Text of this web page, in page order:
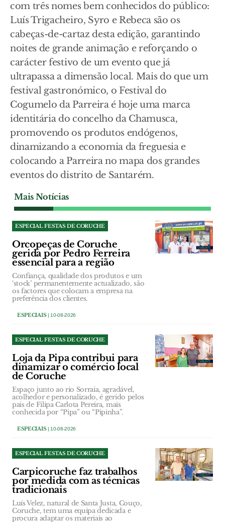
com três nomes bem conhecidos do público:
Luís Trigacheiro, Syro e Rebeca são os
cabeças-de-cartaz desta edição, garantindo
noites de grande animação e reforçando o
carácter festivo de um evento que já
ultrapassa a dimensão local. Mais do que um
festival gastronómico, o Festival do
Cogumelo da Parreira é hoje uma marca
identitária do concelho da Chamusca,
promovendo os produtos endógenos,
dinamizando a economia da freguesia e
colocando a Parreira no mapa dos grandes
eventos do distrito de Santarém.
Mais Notícias
ESPECIAL FESTAS DE CORUCHE
Orcopeças de Coruche
gerida por Pedro Ferreira
essencial para a região
Confiança, qualidade dos produtos e um
‘stock’ permanentemente actualizado, são
os factores que colocam a empresa na
preferência dos clientes.
ESPECIAIS| 10-08-2026
ESPECIAL FESTAS DE CORUCHE
Loja da Pipa contribui para
dinamizar o comércio local
de Coruche
Espaço junto ao rio Sorraia, agradável,
acolhedor e personalizado, é gerido pelos
pais de Filipa Carlota Pereira, mais
conhecida por “Pipa” ou “Pipinha”.
ESPECIAIS| 10-08-2026
ESPECIAL FESTAS DE CORUCHE
Carpicoruche faz trabalhos
por medida com as técnicas
tradicionais
Luís Velez, natural de Santa Justa, Couço,
Coruche, tem uma equipa dedicada e
procura adaptar os materiais ao